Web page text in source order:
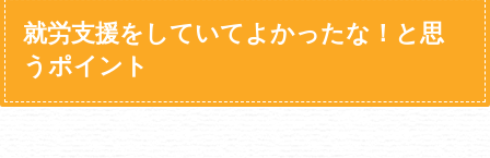
就労支援をしていてよかったな！と思
うポイント